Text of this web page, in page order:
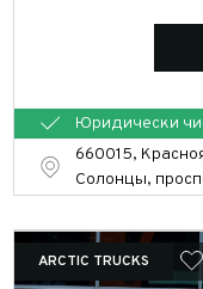
Юридически
660015,
Солонцы,
ARCTIC TRUCKS
Имя*
ФИО*